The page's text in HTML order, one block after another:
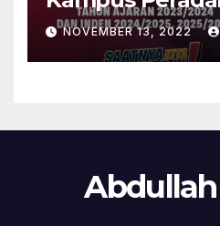
Boarding
NOVEMBER 13, 2022